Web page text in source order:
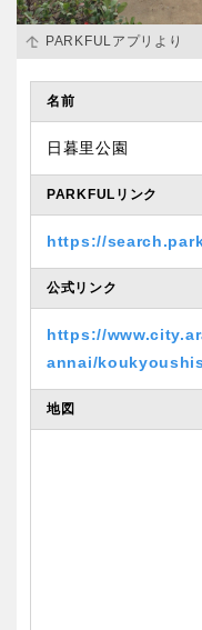
PARKFULアプリより
名前
日暮里公園
PARKFULリンク
https://
公式リンク
https://
annai/
地図